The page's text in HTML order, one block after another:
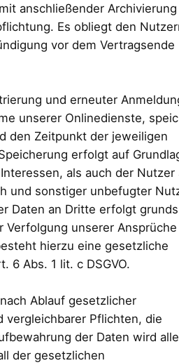
anschließender
Es obliegt den
vor dem Vertragsende
und erneuter
unserer Onlinedienste,
den Zeitpunkt der jeweiligen
erfolgt auf
als auch der Nutzer
und sonstiger unbefugter
Daten an Dritte erfolgt
Verfolgung unserer Ansprüche
hierzu eine gesetzliche
6 Abs. 1 lit. c DSGVO.
Ablauf gesetzlicher
vergleichbarer Pflichten, die
der Daten wird
der gesetzlichen